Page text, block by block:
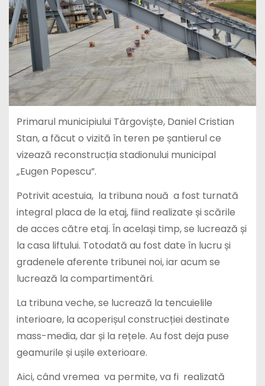
Primarul municipiului Târgoviște, Daniel Cristian
Stan, a făcut o vizită în teren pe șantierul ce
vizează reconstrucția stadionului municipal
„Eugen Popescu”.
Potrivit acestuia, la tribuna nouă a fost turnată
integral placa de la etaj, fiind realizate și scările
de acces către etaj. În același timp, se lucrează și
la casa liftului. Totodată au fost date în lucru și
gradenele aferente tribunei noi, iar acum se
lucrează la compartimentări.
La tribuna veche, se lucrează la tencuielile
interioare, la acoperișul construcției destinate
mass-media, dar și la rețele. Au fost deja puse
geamurile și ușile exterioare.
Aici, când vremea va permite, va fi realizată